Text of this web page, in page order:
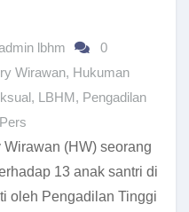
lbhm
0
Wirawan, Hukuman
, LBHM, Pengadilan
Wirawan (HW) seorang
13 anak santri di
oleh Pengadilan Tinggi